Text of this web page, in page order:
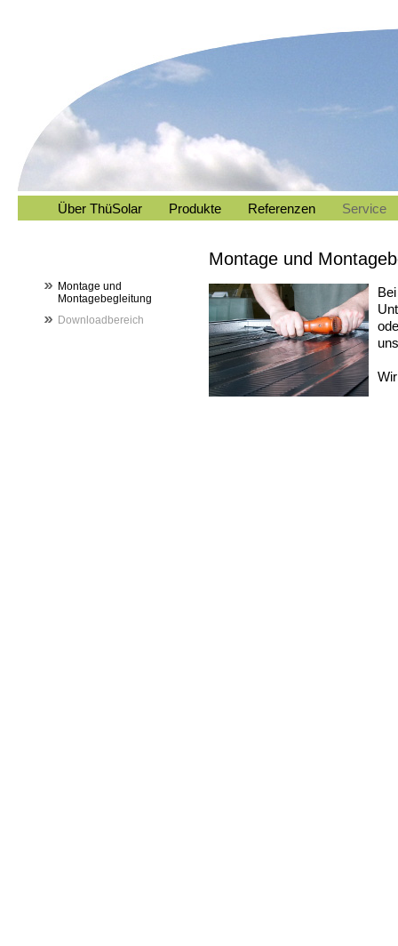
Montage und
Montage und
Montagebegleitung
Downloadbereich
Über ThüSolar Produkte Referenzen Service